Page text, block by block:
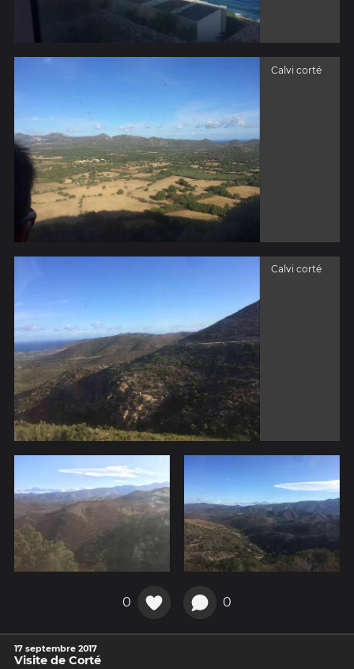
Calvi corté
Calvi corté
0 0
17 septembre 2017
Visite de Corté